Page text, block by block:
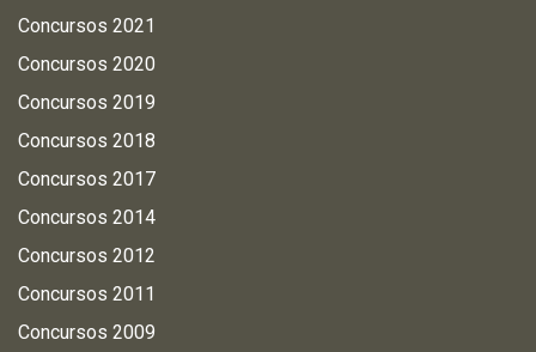
Concursos 2021
Concursos 2020
Concursos 2019
Concursos 2018
Concursos 2017
Concursos 2014
Concursos 2012
Concursos 2011
Concursos 2009